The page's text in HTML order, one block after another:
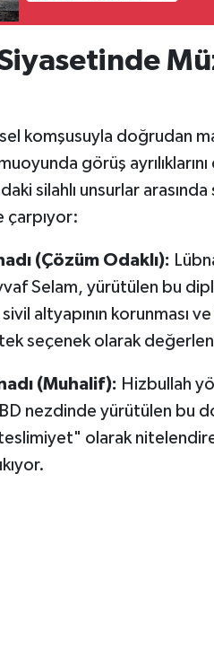
komşusuyla doğrudan
görüş
silahlı unsurlar
çarpıyor:
(Çözüm Odaklı):
Selam, yürütülen bu
altyapının korunması
tek seçenek olarak
(Muhalif): Hizbullah
nezdinde yürütülen bu
olarak